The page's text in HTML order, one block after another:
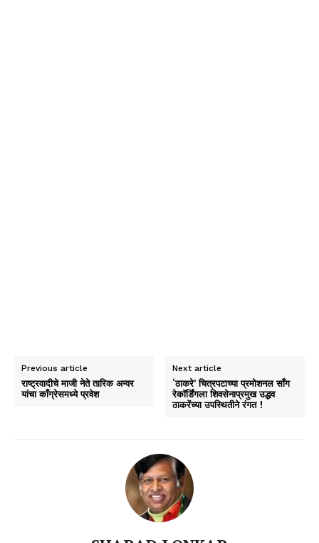
Previous article
राष्ट्रवादीचे माजी नेते तारिक अन्वर
यांचा काँग्रेसमध्ये प्रवेश
Next article
‘ठाकरे’ चित्रपटाच्या प्रमोशनल सॉंग
रेकॉर्डिंगला शिवसेनाप्रमुख उद्धव
ठाकरेंच्या उपस्थितीने रंगत !